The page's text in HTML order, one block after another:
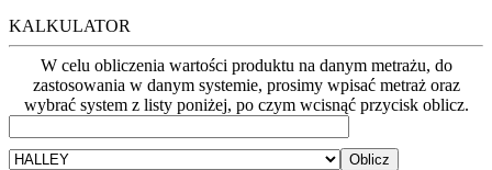
KALKULATOR
W celu obliczenia wartości produktu na danym metrażu, do
zastosowania w danym systemie, prosimy wpisać metraż oraz
wybrać system z listy poniżej, po czym wcisnąć przycisk oblicz.
Oblicz